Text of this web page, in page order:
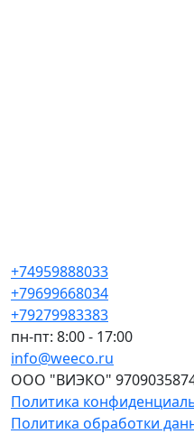
+74959888033
+79699668034
+79279983383
пн-пт: 8:00 - 17:00
info@weeco.ru
ООО "ВИЭКО"
Политика
Политика обработки